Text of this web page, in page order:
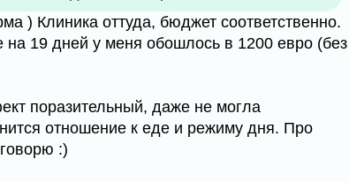
) Клиника оттуда, бюджет соответственно.
на 19 дней у меня обошлось в 1200 евро (без
поразительный, даже не могла
отношение к еде и режиму дня. Про
:)